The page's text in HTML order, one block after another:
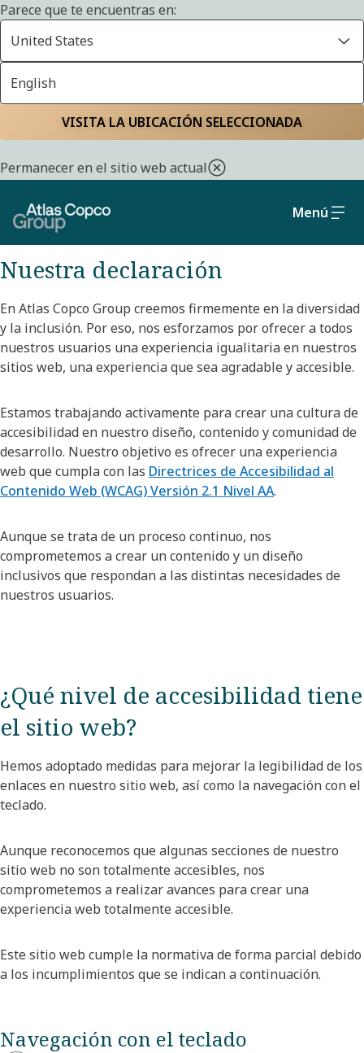
Parece que te encuentras en:
United States
English
VISITA LA UBICACIÓN SELECCIONADA
Permanecer en el sitio web actual
Menú
Accesibilidad
Declaración de Atlas Copco Group sobre
accesibilidad y creación de una experiencia
web más inclusiva
Nuestra declaración
En Atlas Copco Group creemos firmemente en la diversidad
y la inclusión. Por eso, nos esforzamos por ofrecer a todos
nuestros usuarios una experiencia igualitaria en nuestros
sitios web, una experiencia que sea agradable y accesible.
Estamos trabajando activamente para crear una cultura de
accesibilidad en nuestro diseño, contenido y comunidad de
desarrollo. Nuestro objetivo es ofrecer una experiencia
web que cumpla con las Directrices de Accesibilidad al
Contenido Web (WCAG) Versión 2.1 Nivel AA.
Aunque se trata de un proceso continuo, nos
comprometemos a crear un contenido y un diseño
inclusivos que respondan a las distintas necesidades de
nuestros usuarios.
¿Qué nivel de accesibilidad tiene
el sitio web?
Hemos adoptado medidas para mejorar la legibilidad de los
enlaces en nuestro sitio web, así como la navegación con el
teclado.
Aunque reconocemos que algunas secciones de nuestro
sitio web no son totalmente accesibles, nos
comprometemos a realizar avances para crear una
experiencia web totalmente accesible.
Este sitio web cumple la normativa de forma parcial debido
a los incumplimientos que se indican a continuación.
Navegación con el teclado